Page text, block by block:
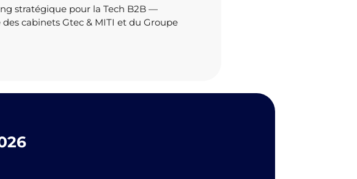
stratégique pour la Tech B2B —
cabinets Gtec & MITI et du Groupe